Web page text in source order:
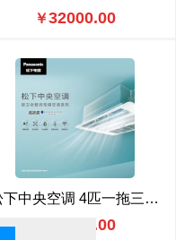
￥32000.00
松下中央空调 4匹一拖三（CU-ME36BS6） 标准款
30000.00